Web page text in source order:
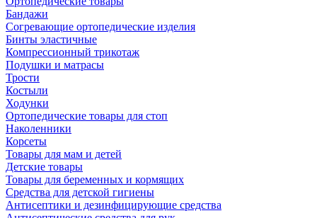
Бандажи
Согревающие ортопедические изделия
Бинты эластичные
Компрессионный трикотаж
Подушки и матрасы
Трости
Костыли
Ходунки
Ортопедические товары для стоп
Наколенники
Корсеты
Товары для мам и детей
Детские товары
Товары для беременных и кормящих
Средства для детской гигиены
Антисептики и дезинфицирующие средства